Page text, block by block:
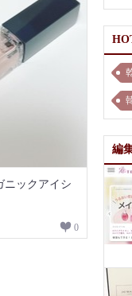
ニックアイシ
0
編